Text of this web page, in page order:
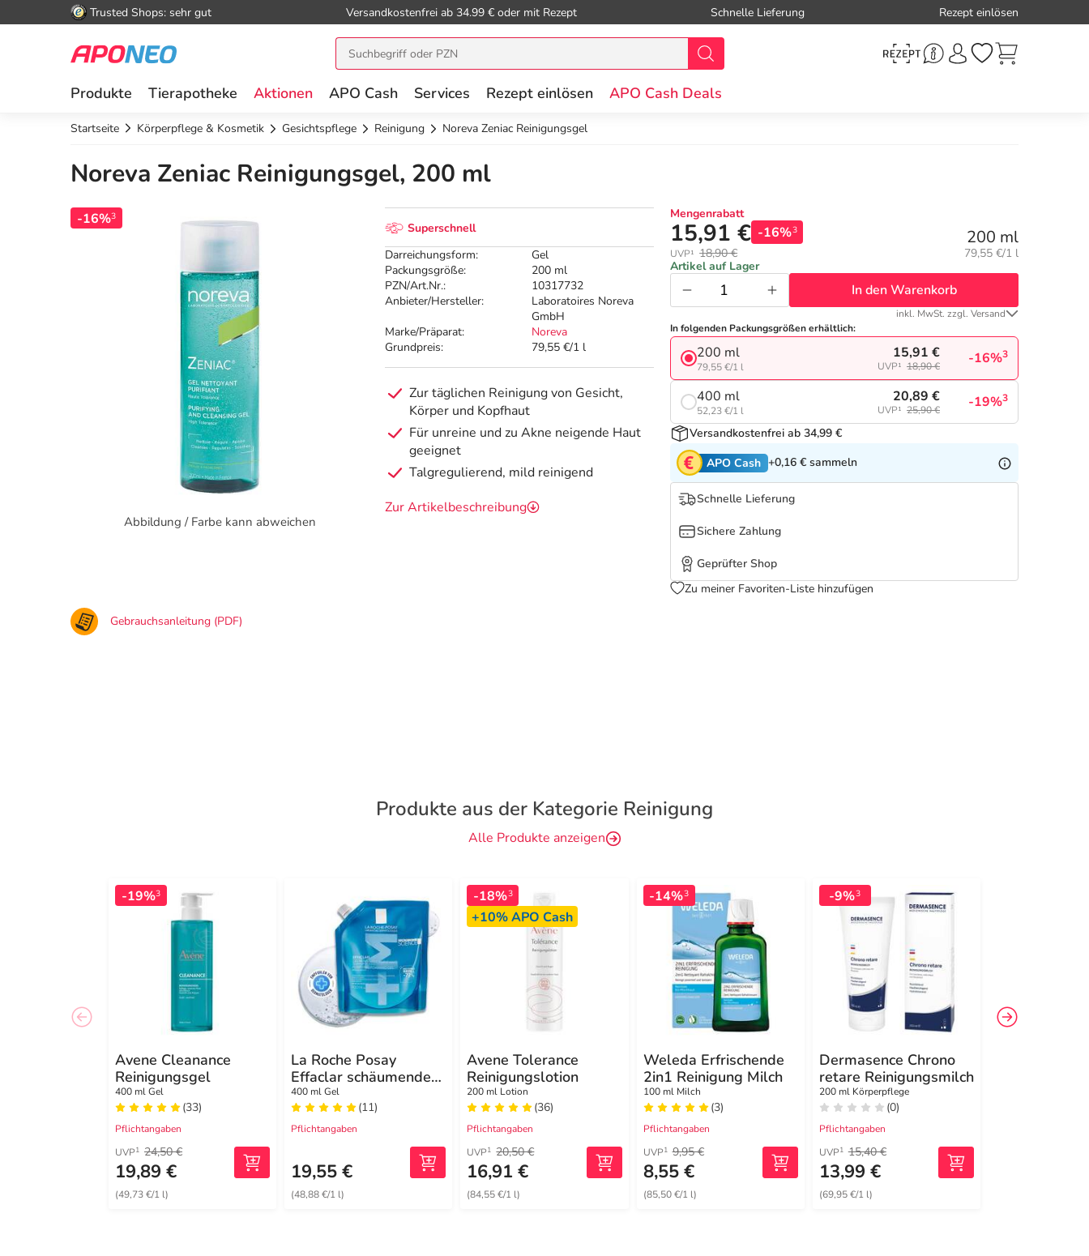
Trusted Shops: sehr gut Versandkostenfrei ab 34.99 € oder mit Rezept Schnelle Lieferung Rezept einlösen
Produkte Tierapotheke Aktionen APO Cash Services Rezept einlösen APO Cash Deals
Startseite Körperpflege & Kosmetik Gesichtspflege Reinigung Noreva Zeniac Reinigungsgel
Noreva Zeniac Reinigungsgel, 200 ml
-16%3
Abbildung / Farbe kann abweichen
Superschnell
Darreichungsform:
Gel
Packungsgröße:
200 ml
PZN/Art.Nr.:
10317732
Anbieter/Hersteller:
Laboratoires Noreva
GmbH
Marke/Präparat:
Noreva
Grundpreis:
79,55 €/1 l
Zur täglichen Reinigung von Gesicht,
Körper und Kopfhaut
Für unreine und zu Akne neigende Haut
geeignet
Talgregulierend, mild reinigend
Zur Artikelbeschreibung
Mengenrabatt
15,91 € -16%3
UVP¹ 18,90 €
200 ml
Grundpreis:
79,55 €/1 l
Artikel auf Lager
In den Warenkorb
inkl. MwSt. zzgl. Versand
In folgenden Packungsgrößen erhältlich:
200 ml
79,55 €/1 l
15,91 €
UVP¹ 18,90 € -16%3
400 ml
52,23 €/1 l
20,89 €
UVP¹ 25,90 € -19%3
Versandkostenfrei ab 34,99 €
APO Cash +0,16 € sammeln
Schnelle Lieferung
Sichere Zahlung
Geprüfter Shop
Zu meiner Favoriten-Liste hinzufügen
Gebrauchsanleitung (PDF)
Produkte aus der Kategorie Reinigung
Alle Produkte anzeigen
-19%3
Avene Cleanance
Reinigungsgel
400 ml Gel
(33)
Pflichtangaben
UVP1 24,50 €
19,89 €
(49,73 €/1 l)
La Roche Posay
Effaclar schäumendes
Reinigungsgel
400 ml Gel
(11)
Pflichtangaben
19,55 €
(48,88 €/1 l)
-18%3
+10%APO Cash
Avene Tolerance
Reinigungslotion
200 ml Lotion
(36)
Pflichtangaben
UVP1 20,50 €
16,91 €
(84,55 €/1 l)
-14%3
Weleda Erfrischende
2in1 Reinigung Milch
100 ml Milch
(3)
Pflichtangaben
UVP1 9,95 €
8,55 €
(85,50 €/1 l)
-9%3
Dermasence Chrono
retare Reinigungsmilch
200 ml Körperpflege
(0)
Pflichtangaben
UVP1 15,40 €
13,99 €
(69,95 €/1 l)